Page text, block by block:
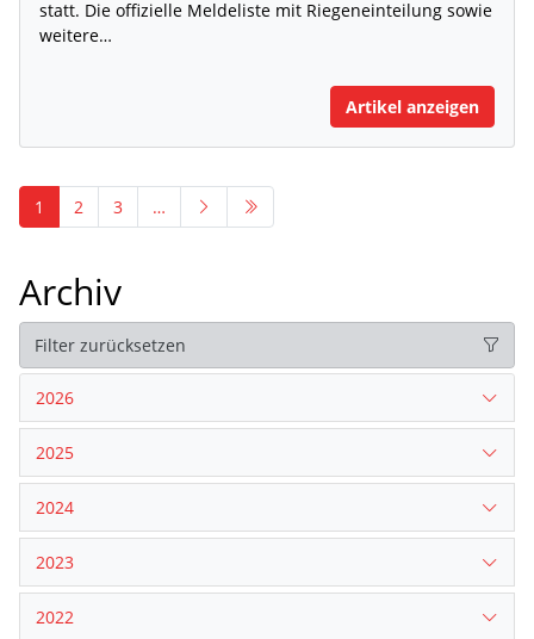
statt. Die offizielle Meldeliste mit Riegeneinteilung sowie
weitere…
Artikel anzeigen
1 2 3 …
Archiv
Filter zurücksetzen
2026
2025
2024
2023
2022